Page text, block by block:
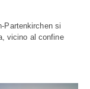
Partenkirchen si
vicino al confine